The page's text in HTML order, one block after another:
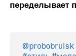
переделывает
@probobruisk